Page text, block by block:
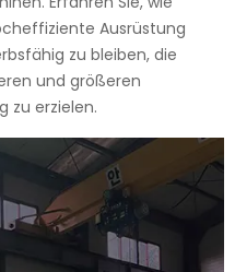
Ausrüstung
zu bleiben, die
und größeren
zu erzielen.